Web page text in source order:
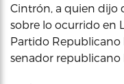
Cintrón, a quien dijo
sobre lo ocurrido en
Partido
senador republicano